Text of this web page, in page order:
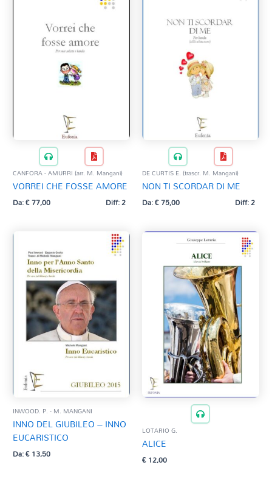
CANFORA - AMURRI (arr. M. Mangani)
VORREI CHE FOSSE AMORE
Da:€77,00 Diff: 2
DE CURTIS E. (trascr. M. Mangani)
NON TI SCORDAR DI ME
Da:€75,00 Diff: 2
INWOOD. P. - M. MANGANI
INNO DEL GIUBILEO – INNO
EUCARISTICO
Da:€13,50
LOTARIO G.
ALICE
€12,00